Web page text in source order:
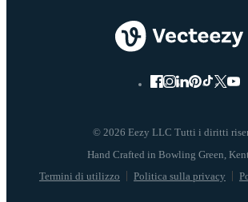
© 2026 Eezy LLC Tutti i diritti
Termini di utilizzo Politica sulla privacy